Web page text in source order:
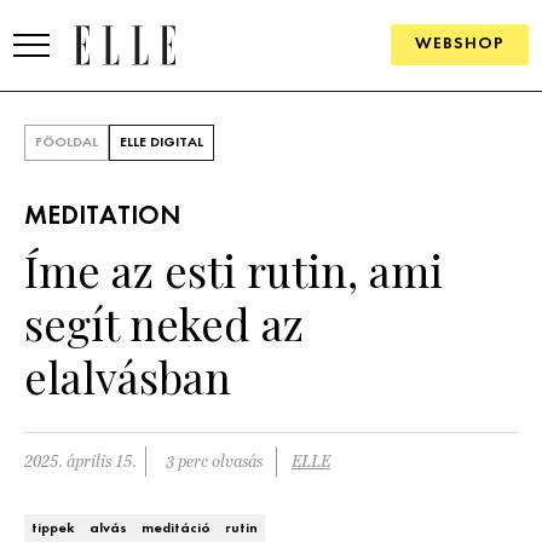
WEBSHOP
SZÉPSÉG
KULTÚRA
ÉLETMÓD
PÁRKAPCSOLAT
FŐOLDAL ELLE DIGITAL
MEDITATION
Íme az esti rutin, ami
segít neked az
elalvásban
2025. április 15. 3 perc olvasás ELLE
tippek alvás meditáció rutin